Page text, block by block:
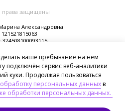
для связи:
Оферта
права защищены
Александровна
экстремистской
ваше пребывание на нём
подключён сервис веб-аналитики
куки. Продолжая пользоваться
персональных данныхв
обработки персональных данных.